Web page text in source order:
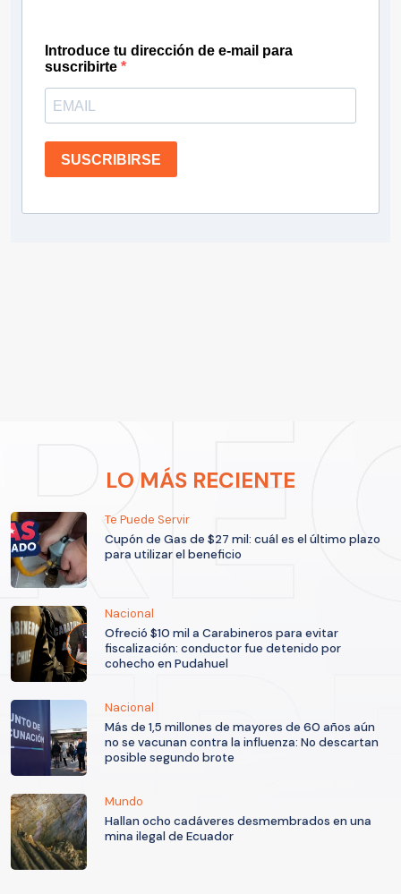
Introduce tu dirección de e-mail para
suscribirte
SUSCRIBIRSE
LO MÁS RECIENTE
Te Puede Servir
Cupón de Gas de $27 mil: cuál es el último plazo
para utilizar el beneficio
Nacional
Ofreció $10 mil a Carabineros para evitar
fiscalización: conductor fue detenido por
cohecho en Pudahuel
Nacional
Más de 1,5 millones de mayores de 60 años aún
no se vacunan contra la influenza: No descartan
posible segundo brote
Mundo
Hallan ocho cadáveres desmembrados en una
mina ilegal de Ecuador